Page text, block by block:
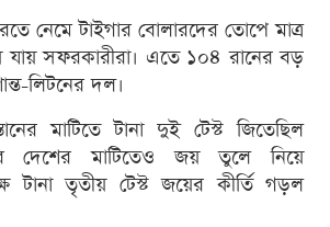
নেমে টাইগার বোলারদের তোপে মাত্র
যায় সফরকারীরা। এতে ১০৪ রানের বড়
লিটনের দল।
মাটিতে টানা দুই টেস্ট জিতেছিল
দেশের মাটিতেও জয় তুলে নিয়ে
টানা তৃতীয় টেস্ট জয়ের কীর্তি গড়ল